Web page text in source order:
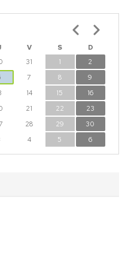
V S
D
31 1
2
7 8
9
14 15
16
21 22
23
28 29
30
4 5 6
Paginación